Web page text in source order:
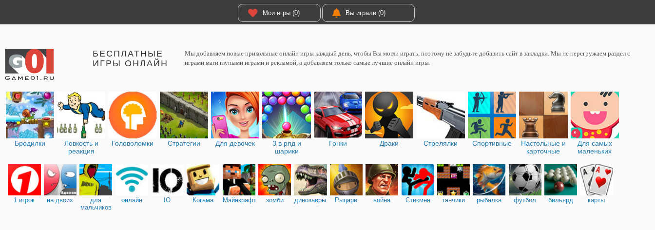
Мои игры (0) Вы играли (0)
БЕСПЛАТНЫЕ
ИГРЫ ОНЛАЙН
Мы добавляем новые прикольные онлайн игры каждый день, чтобы Вы могли играть, поэтому не забудьте добавить сайт в закладки. Мы не перегружаем раздел с
играми маги глупыми играми и рекламой, а добавляем только самые лучшие онлайн игры.
Бродилки
Ловкость и
реакция
Головоломки Стратегии Для девочек
3 в ряд и
шарики
Гонки Драки Стрелялки Спортивные
Настольные и
карточные
Для самых
маленьких
1 игрок на двоих
для
мальчиков
онлайн IO Когама Майнкрафт зомби динозавры Рыцари война Стикмен танчики рыбалка футбол бильярд карты